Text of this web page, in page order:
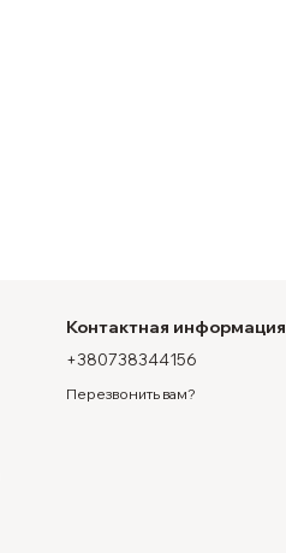
Контактная информация
+380738344156
Перезвонить вам?